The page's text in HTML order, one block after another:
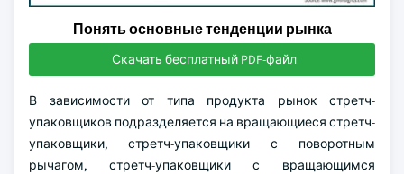
Понять основные тенденции рынка
Скачать бесплатный PDF-файл
В зависимости от типа продукта рынок стретч-
упаковщиков подразделяется на вращающиеся стретч-
упаковщики, стретч-упаковщики с поворотным
рычагом, стретч-упаковщики с вращающимся